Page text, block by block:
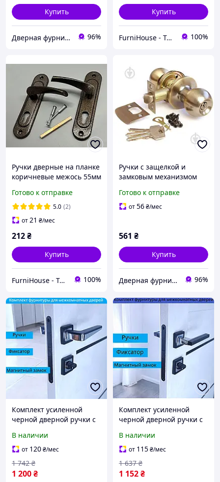
Купить
Дверная фурнитура 96%
Купить
FurniHouse - Товары для дома и сада 100%
Ручки дверные на планке
коричневые межось 55мм
механизм для
межкомнатных и входных
дверей
Готово к отправке
5.0 (2)
от21 ₴/мес
212₴
Купить
FurniHouse - Товары для дома и сада 100%
Ручки с защелкой и
замковым механизмом
деревянных дверей
APECS 6072-01-AB (Цвет
Готово к отправке
от56₴/мес
561 ₴
Купить
Дверная фурнитура 96%
Комплект усиленной
черной дверной ручки с
фиксатором WC TRION
INGMA Z-74 Black/CP
В наличии
от 120₴/мес
1 200₴
1 742 ₴
Комплект усиленной
черной дверной ручки с
фиксатором WC TRION
DANZA Z-74 Black/CP
В наличии
от 115₴/мес
1 152₴
1 637 ₴